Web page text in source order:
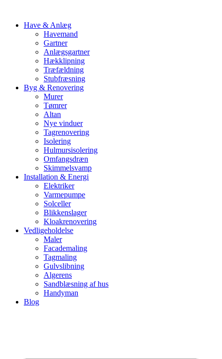
Have & Anlæg
Havemand
Gartner
Anlægsgartner
Hækklipning
Træfældning
Stubfræsning
Byg & Renovering
Murer
Tømrer
Altan
Nye vinduer
Tagrenovering
Isolering
Hulmursisolering
Omfangsdræn
Skimmelsvamp
Installation & Energi
Elektriker
Varmepumpe
Solceller
Blikkenslager
Kloakrenovering
Vedligeholdelse
Maler
Facademaling
Tagmaling
Gulvslibning
Algerens
Sandblæsning af hus
Handyman
Blog